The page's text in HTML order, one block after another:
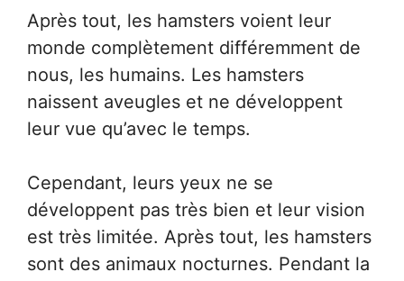
Après tout, les hamsters voient leur
monde complètement différemment de
nous, les humains. Les hamsters
naissent aveugles et ne développent
leur vue qu’avec le temps.
Cependant, leurs yeux ne se
développent pas très bien et leur vision
est très limitée. Après tout, les hamsters
sont des animaux nocturnes. Pendant la